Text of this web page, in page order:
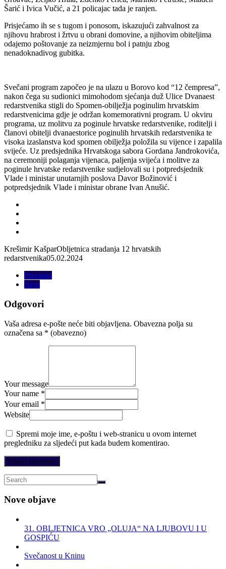
Šarić i Ivica Vučić, a 21 policajac tada je ranjen.
Prisjećamo ih se s tugom i ponosom, iskazujući zahvalnost za
njihovu hrabrost i žrtvu u obrani domovine, a njihovim obiteljima
odajemo poštovanje za neizmjernu bol i patnju zbog
nenadoknadivog gubitka.
Svečani program započeo je na ulazu u Borovo kod “12 čempresa”,
nakon čega su sudionici mimohodom sjećanja duž Ulice Dvanaest
redarstvenika stigli do Spomen-obilježja poginulim hrvatskim
redarstvenicima gdje je održan komemorativni program. U okviru
programa, uz molitvu za poginule hrvatske redarstvenike, roditelji i
članovi obitelji dvanaestorice poginulih hrvatskih redarstvenika te
visoka izaslanstva kod spomen obilježja položila su vijence i zapalila
svijeće. Uz predsjednika Hrvatskoga sabora Gordana Jandrokovića,
na ceremoniji polaganja vijenaca, paljenja svijeća i molitve za
poginule hrvatske redarstvenike sudjelovali su i potpredsjednik
Vlade i ministar unutarnjih poslova Davor Božinović i
potpredsjednik Vlade i ministar obrane Ivan Anušić.
Krešimir KašparObljetnica stradanja 12 hrvatskih
redarstvenika05.02.2024
Previous
Next
Odgovori
Vaša adresa e-pošte neće biti objavljena. Obavezna polja su
označena sa * (obavezno)
Your message
Your name *
Your email *
Website
Spremi moje ime, e-poštu i web-stranicu u ovom internet
pregledniku za sljedeći put kada budem komentirao.
Nove objave
31. OBLJETNICA VRO „OLUJA“ NA LJUBOVU I U
GOSPIĆU
Svečanost u Kninu